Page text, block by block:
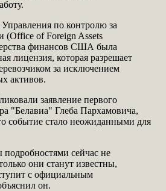
по контролю за
(Office of Foreign Assets
финансов США была
лицензия, которая разрешает
за исключением
активов.
заявление первого
"Белавиа" Глеба Пархамовича,
событие стало неожиданными для
сейчас не
они станут известны,
с официальным
он.